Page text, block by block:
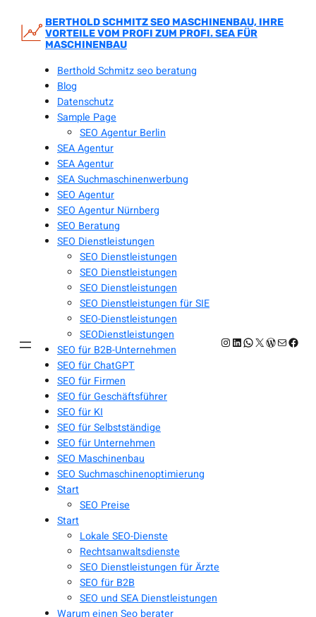
Inhalt
springen
BERTHOLD SCHMITZ SEO MASCHINENBAU, IHRE
VORTEILE VOM PROFI ZUM PROFI. SEA FÜR
MASCHINENBAU
Berthold Schmitz seo beratung
Blog
Datenschutz
Sample Page
SEO Agentur Berlin
SEA Agentur
SEA Agentur
SEA Suchmaschinenwerbung
SEO Agentur
SEO Agentur Nürnberg
SEO Beratung
SEO Dienstleistungen
SEO Dienstleistungen
SEO Dienstleistungen
SEO Dienstleistungen
SEO Dienstleistungen für SIE
SEO-Dienstleistungen
SEODienstleistungen
SEO für B2B-Unternehmen
SEO für ChatGPT
SEO für Firmen
SEO für Geschäftsführer
SEO für KI
SEO für Selbstständige
SEO für Unternehmen
SEO Maschinenbau
SEO Suchmaschinenoptimierung
Start
SEO Preise
Start
Lokale SEO-Dienste
Rechtsanwaltsdienste
SEO Dienstleistungen für Ärzte
SEO für B2B
SEO und SEA Dienstleistungen
Warum einen Seo berater
Instagram
LinkedIn
WhatsApp
X E-Mail